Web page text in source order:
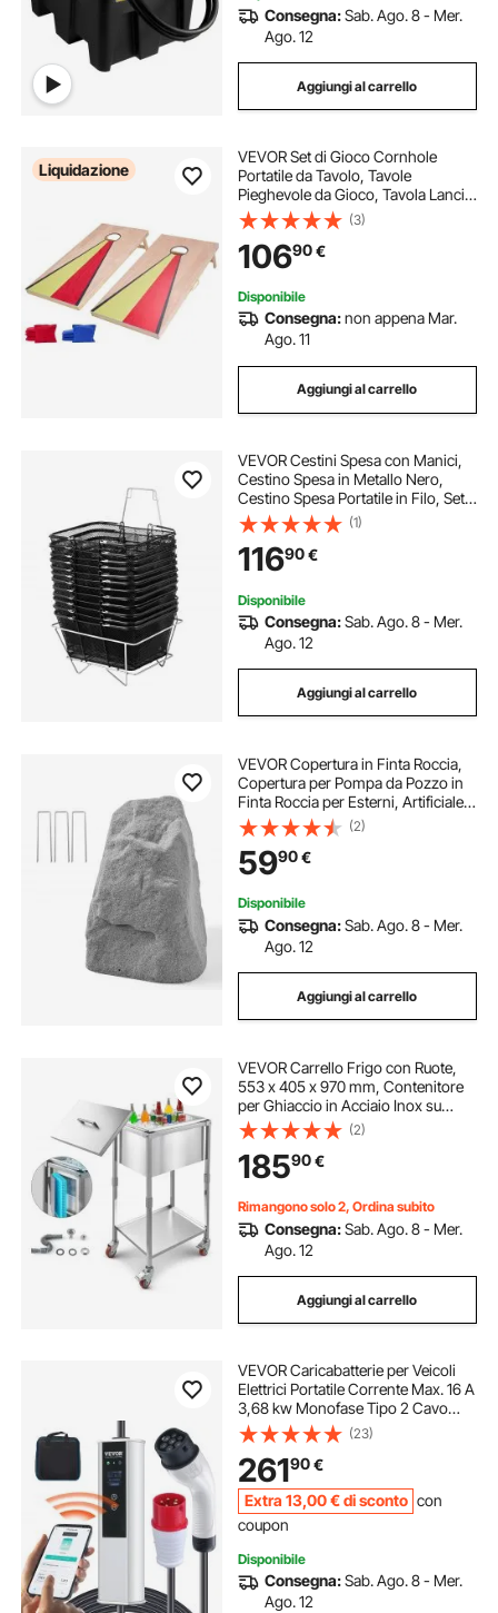
Consegna:Sab. Ago. 8 - Mer.
Ago. 12
Aggiungi al carrello
Liquidazione
VEVOR Set di Gioco Cornhole
Portatile da Tavolo, Tavole
Pieghevole da Gioco, Tavola Lancio
Portatile in Legno Massello, Gioco
Cornhole per Adulti, 8 Sacchetti di
Fagioli, 1255 x 600 x 302 mm
(3)
10690€
Disponibile
Consegna:non appena Mar.
Ago. 11
Aggiungi al carrello
VEVOR Cestini Spesa con Manici,
Cestino Spesa in Metallo Nero,
Cestino Spesa Portatile in Filo, Set
Cestini Spesa in Rete Metallica Nera
per Supermercati, Spesa Negozi al
Dettaglio, Nero 12 Pezzi
(1)
11690€
Disponibile
Consegna:Sab. Ago. 8 - Mer.
Ago. 12
Aggiungi al carrello
VEVOR Copertura in Finta Roccia,
Copertura per Pompa da Pozzo in
Finta Roccia per Esterni, Artificiale
Pietra Leggera da Giardino
Decorazione, per l'Arredo di
Giardino Cortile, Grigio, Taglia M
(2)
5990€
Disponibile
Consegna:Sab. Ago. 8 - Mer.
Ago. 12
Aggiungi al carrello
VEVOR Carrello Frigo con Ruote,
553 x 405 x 970 mm, Contenitore
per Ghiaccio in Acciaio Inox su
Ruote, Carrello Frigo da Esterno da
31 Litri con Ripiano, per Patio,
Cortile, Bar per Feste
(2)
18590€
Rimangono solo 2, Ordina subito
Consegna:Sab. Ago. 8 - Mer.
Ago. 12
Aggiungi al carrello
VEVOR Caricabatterie per Veicoli
Elettrici Portatile Corrente Max. 16 A
3,68 kw Monofase Tipo 2 Cavo
Lunghezza 7,5m, Caricabatterie EV
Portatile IEC6219 Spina CEE16 con
Schermo LCD IP66 Cavo in TPU
(23)
26190€
Extra 13,00 €di sconto con
coupon
Disponibile
Consegna:Sab. Ago. 8 - Mer.
Ago. 12